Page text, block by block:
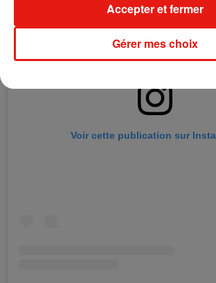
Voir cette publication sur
Gérer mes choix
Accepter et fermer